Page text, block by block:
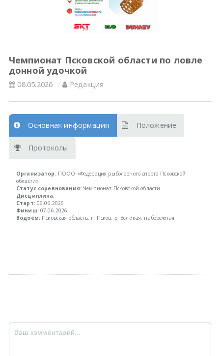
Чемпионат Псковской области по ловле
донной удочкой
08.05.2026 Редакция
Основная информация Положение
Протоколы
Организатор:ПООО «Федерация рыболовного спорта Псковской
области»
Статус соревнования:Чемпионат Псковской области
Дисциплина:
Старт:06.06.2026
Финиш:07.06.2026
Водоём: Псковская область, г. Псков, р. Великая, набережная
Всероссийские правила